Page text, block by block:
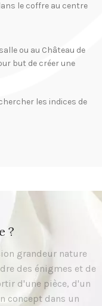
le coffre au centre
ou au Château de
but de créer une
les indices de
?
grandeur nature
des énigmes et de
d'une pièce, d'un
concept dans un